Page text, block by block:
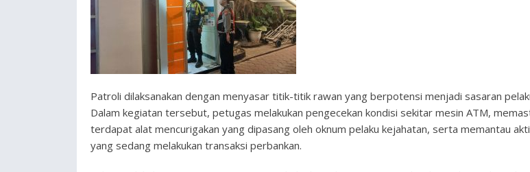
Patroli dilaksanakan dengan menyasar titik-titik rawan yang berpotensi menjadi sasaran
Dalam kegiatan tersebut, petugas melakukan pengecekan kondisi sekitar mesin ATM,
terdapat alat mencurigakan yang dipasang oleh oknum pelaku kejahatan, serta memantau
yang sedang melakukan transaksi perbankan.